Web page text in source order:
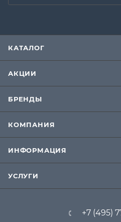
КАТАЛОГ
АКЦИИ
БРЕНДЫ
КОМПАНИЯ
ИНФОРМАЦИЯ
УСЛУГИ
+7 (495)